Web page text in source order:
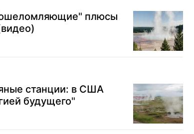
плюсы
станции: в США
будущего"